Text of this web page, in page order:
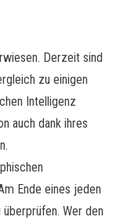
Derzeit sind
zu einigen
Intelligenz
auch dank ihres
Ende eines jeden
Wer den